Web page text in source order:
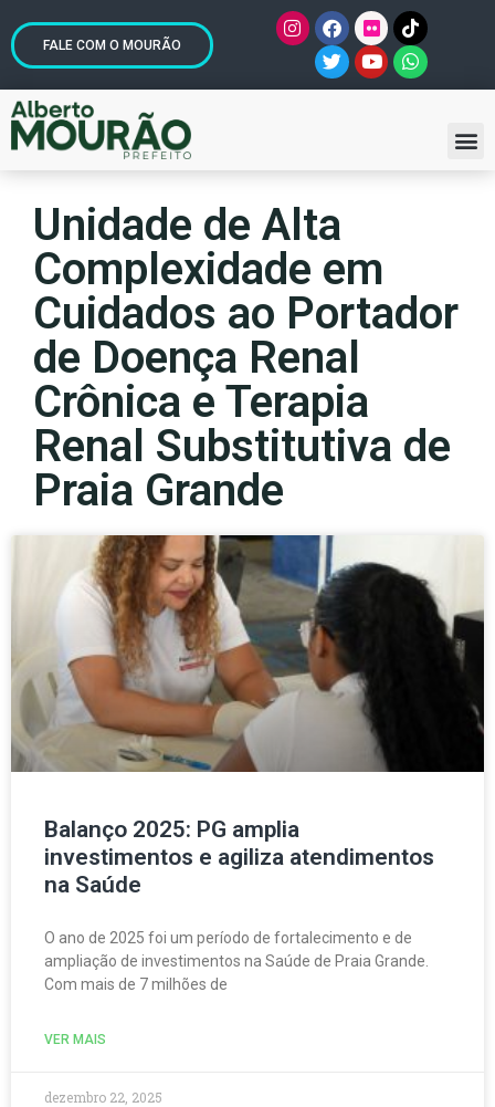
FALE COM O MOURÃO
Unidade de Alta
Complexidade em
Cuidados ao Portador
de Doença Renal
Crônica e Terapia
Renal Substitutiva de
Praia Grande
Balanço 2025: PG amplia
investimentos e agiliza atendimentos
na Saúde
O ano de 2025 foi um período de fortalecimento e de
ampliação de investimentos na Saúde de Praia Grande.
Com mais de 7 milhões de
VER MAIS
dezembro 22, 2025